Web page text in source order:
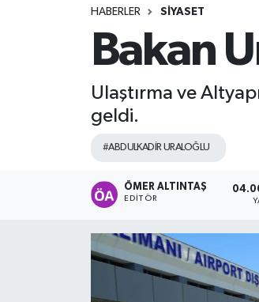
HABERLER SİYASET
Bakan
Ulaştırma ve
geldi.
#ABDULKADİR URALOĞLU
ÖMER ALTINTAŞ
EDITÖR
Tüm Manşetler
Son Dakika Haberleri
Haber Arşivi